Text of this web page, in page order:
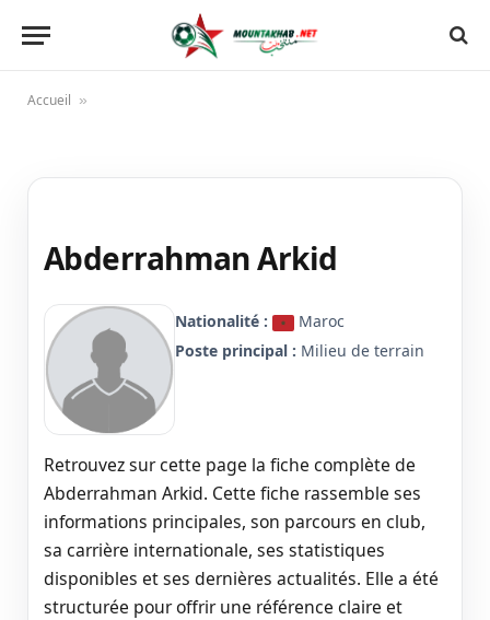
Accueil »
Abderrahman Arkid
Nationalité :
Maroc
Poste principal : Milieu de terrain
Retrouvez sur cette page la fiche complète de
Abderrahman Arkid. Cette fiche rassemble ses
informations principales, son parcours en club,
sa carrière internationale, ses statistiques
disponibles et ses dernières actualités. Elle a été
structurée pour offrir une référence claire et